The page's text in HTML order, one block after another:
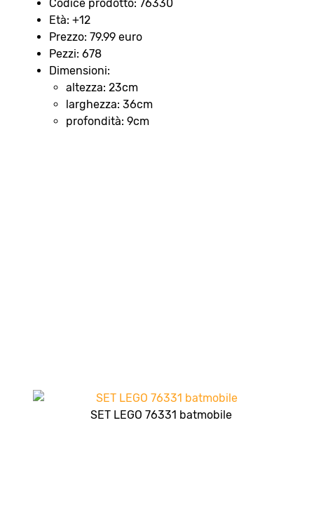
Codice prodotto: 76330
Età: +12
Prezzo: 79.99 euro
Pezzi: 678
Dimensioni:
altezza: 23cm
larghezza: 36cm
profondità: 9cm
SET LEGO 76331 batmobile